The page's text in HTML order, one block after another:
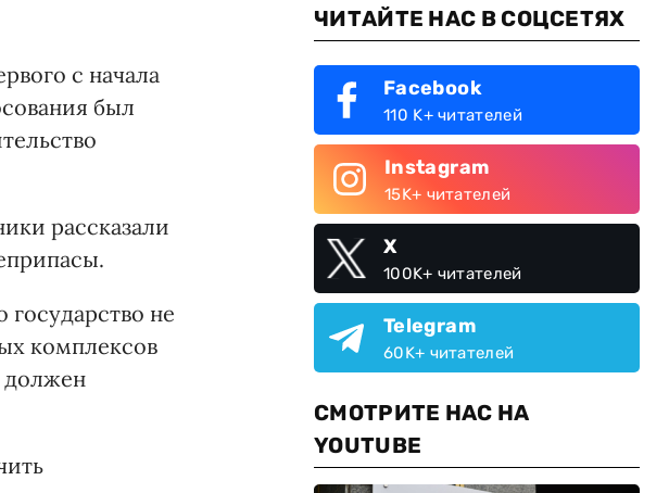
с начала
был
рассказали
не
комплексов
должен
ЧИТАЙТЕ НАС В СОЦСЕТЯХ
Facebook
110 K+ читателей
Instagram
15K+ читателей
X
100K+ читателей
Telegram
60K+ читателей
СМОТРИТЕ НАС НА
YOUTUBE